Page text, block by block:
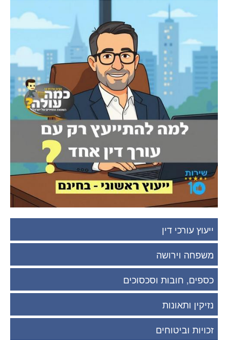
ייעוץ עורכי דין
משפחה וירושה
כספים, חובות וסכסוכים
נזיקין ותאונות
זכויות וביטוחים